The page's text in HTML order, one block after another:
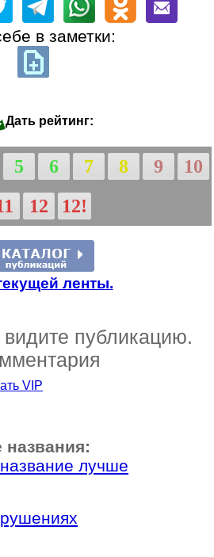
в заметки:
Дать рейтинг:
5 6 7 8 9
10
12 12!
ленты.
публикацию.
VIP
названия:
лучше